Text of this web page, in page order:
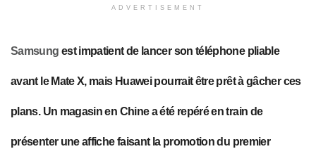
ADVERTISEMENT
Samsung est impatient de lancer son téléphone pliable
avant le Mate X, mais Huawei pourrait être prêt à gâcher ces
plans. Un magasin en Chine a été repéré en train de
présenter une affiche faisant la promotion du premier